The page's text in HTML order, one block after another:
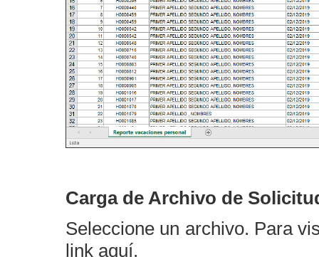
Carga de Archivo de
Seleccione un archivo. Para
link aquí.